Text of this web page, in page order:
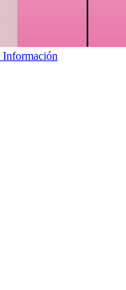
Información